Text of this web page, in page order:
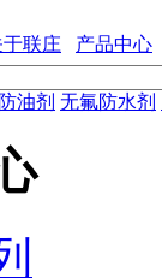
于联庄 产品中心
油剂 无氟防水剂